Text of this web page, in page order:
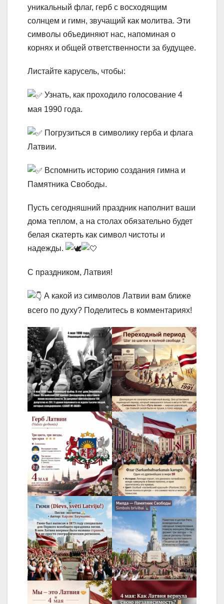
уникальный флаг, герб с восходящим
солнцем и гимн, звучащий как молитва. Эти
символы объединяют нас, напоминая о
корнях и общей ответственности за будущее.
Листайте карусель, чтобы:
Узнать, как проходило голосование 4
мая 1990 года.
Погрузиться в символику герба и флага
Латвии.
Вспомнить историю создания гимна и
Памятника Свободы.
Пусть сегодняшний праздник наполнит ваши
дома теплом, а на столах обязательно будет
белая скатерть как символ чистоты и
надежды.
С праздником, Латвия!
А какой из символов Латвии вам ближе
всего по духу? Поделитесь в комментариях!